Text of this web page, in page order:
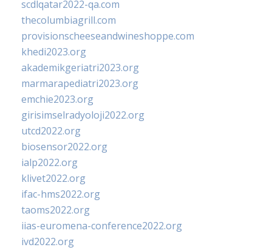
scdlqatar2022-qa.com
thecolumbiagrill.com
provisionscheeseandwineshoppe.com
khedi2023.org
akademikgeriatri2023.org
marmarapediatri2023.org
emchie2023.org
girisimselradyoloji2022.org
utcd2022.org
biosensor2022.org
ialp2022.org
klivet2022.org
ifac-hms2022.org
taoms2022.org
iias-euromena-conference2022.org
ivd2022.org